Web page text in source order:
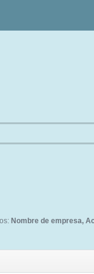
Nombre de empresa,